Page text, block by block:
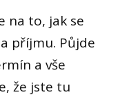
na to, jak se
příjmu. Půjde
a vše
že jste tu